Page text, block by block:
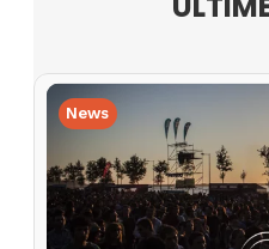
News